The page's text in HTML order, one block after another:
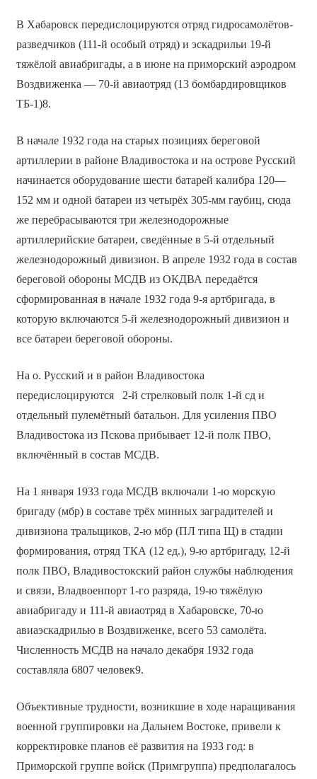
В Хабаровск передислоцируются отряд гидросамолётов-
разведчиков (111-й особый отряд) и эскадрильи 19-й
тяжёлой авиабригады, а в июне на приморский аэродром
Воздвиженка — 70-й авиаотряд (13 бомбардировщиков
ТБ-1)8.
В начале 1932 года на старых позициях береговой
артиллерии в районе Владивостока и на острове Русский
начинается оборудование шести батарей калибра 120—
152 мм и одной батареи из четырёх 305-мм гаубиц, сюда
же перебрасываются три железнодорожные
артиллерийские батареи, сведённые в 5-й отдельный
железнодорожный дивизион. В апреле 1932 года в состав
береговой обороны МСДВ из ОКДВА передаётся
сформированная в начале 1932 года 9-я артбригада, в
которую включаются 5-й железнодорожный дивизион и
все батареи береговой обороны.
На о. Русский и в район Владивостока
передислоцируются 2-й стрелковый полк 1-й сд и
отдельный пулемётный батальон. Для усиления ПВО
Владивостока из Пскова прибывает 12-й полк ПВО,
включённый в состав МСДВ.
На 1 января 1933 года МСДВ включали 1-ю морскую
бригаду (мбр) в составе трёх минных заградителей и
дивизиона тральщиков, 2-ю мбр (ПЛ типа Щ) в стадии
формирования, отряд ТКА (12 ед.), 9-ю артбригаду, 12-й
полк ПВО, Владивостокский район службы наблюдения
и связи, Владвоенпорт 1-го разряда, 19-ю тяжёлую
авиабригаду и 111-й авиаотряд в Хабаровске, 70-ю
авиаэскадрилью в Воздвиженке, всего 53 самолёта.
Численность МСДВ на начало декабря 1932 года
составляла 6807 человек9.
Объективные трудности, возникшие в ходе наращивания
военной группировки на Дальнем Востоке, привели к
корректировке планов её развития на 1933 год: в
Приморской группе войск (Примгруппа) предполагалось